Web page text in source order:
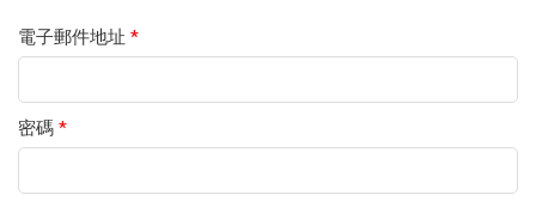
電子郵件地址 *
密碼 *